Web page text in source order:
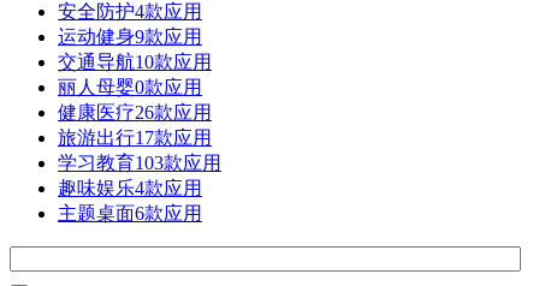
安全防护4款应用
运动健身9款应用
交通导航10款应用
丽人母婴0款应用
健康医疗26款应用
旅游出行17款应用
学习教育103款应用
趣味娱乐4款应用
主题桌面6款应用